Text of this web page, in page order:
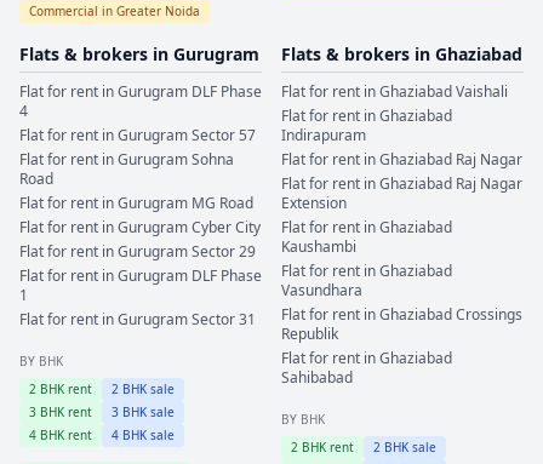
Commercial in Greater Noida
Flats & brokers in Gurugram
Flat for rent inGurugram DLF Phase
4
Flat for rent inGurugramSector 57
Flat for rent inGurugramSohna
Road
Flat for rent inGurugram MG Road
Flat for rent inGurugramCyber City
Flat for rent inGurugramSector 29
Flat for rent inGurugram DLF Phase
1
Flat for rent inGurugramSector 31
BY BHK
2 BHK rent 2 BHK sale
3 BHK rent 3 BHK sale
4 BHK rent 4 BHK sale
Flats & brokers in Ghaziabad
Flat for rent inGhaziabadVaishali
Flat for rent inGhaziabad
Indirapuram
Flat for rent inGhaziabad Raj Nagar
Flat for rent inGhaziabad Raj Nagar
Extension
Flat for rent inGhaziabad
Kaushambi
Flat for rent inGhaziabad
Vasundhara
Flat for rent inGhaziabadCrossings
Republik
Flat for rent inGhaziabad
Sahibabad
BY BHK
2 BHK rent 2 BHK sale